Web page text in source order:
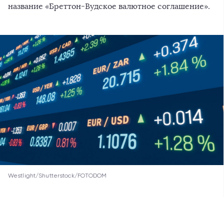
название «Бреттон-Вудское валютное соглашение».
Westlight/Shutterstock/FOTODOM